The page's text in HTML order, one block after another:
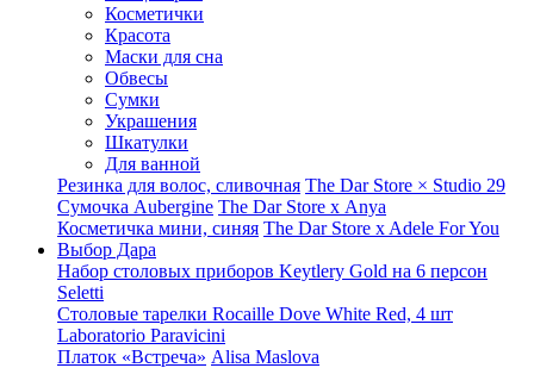
Косметички
Красота
Маски для сна
Обвесы
Сумки
Украшения
Шкатулки
Для ванной
Резинка для волос, сливочная The Dar Store × Studio 29
Сумочка Aubergine The Dar Store x Anya
Косметичка мини, синяя The Dar Store x Adele For You
Выбор Дара
Набор столовых приборов Keytlery Gold на 6 персон
Seletti
Столовые тарелки Rocaille Dove White Red, 4 шт
Laboratorio Paravicini
Платок «Встреча» Alisa Maslova